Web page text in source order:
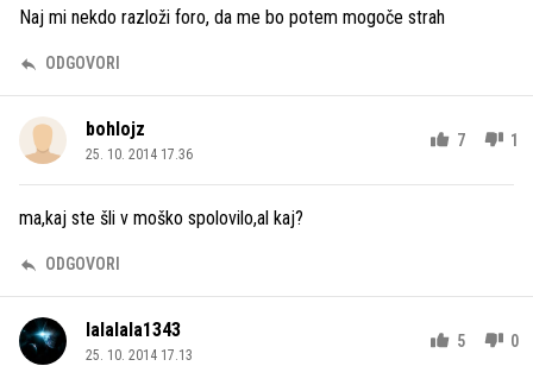
Naj mi nekdo razloži foro, da me bo potem mogoče strah
ODGOVORI
bohlojz
25. 10. 2014 17.36
7 1
ma,kaj ste šli v moško spolovilo,al kaj?
ODGOVORI
lalalala1343
25. 10. 2014 17.13
5 0